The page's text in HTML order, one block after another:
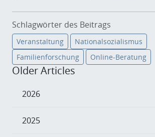
Schlagwörter des Beitrags
Veranstaltung
Nationalsozialismus
Familienforschung
Online-Beratung
Older Articles
2026
2025